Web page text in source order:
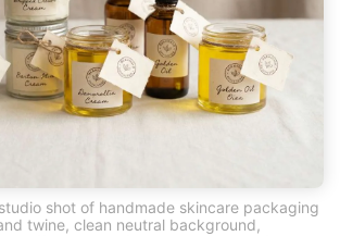
shot of handmade skincare packaging
twine, clean neutral background,